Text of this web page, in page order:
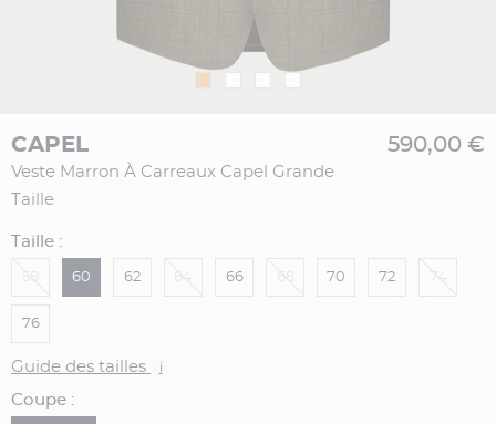
CAPEL
Veste Marron À Carreaux Capel Grande
Taille
590,00 €
Taille :
60 62 66 70 72
76
Guide des tailles i
Coupe :